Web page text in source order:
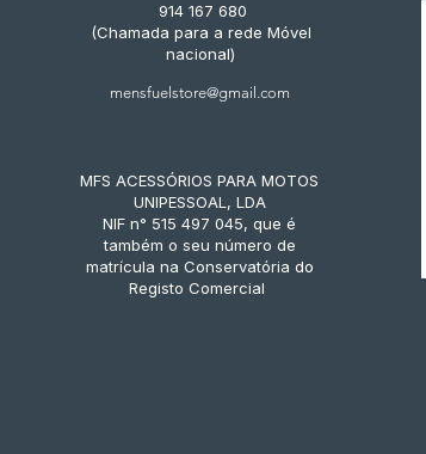
914 167 680
(Chamada para a rede Móvel
nacional)
mensfuelstore@gmail.com
MFS ACESSÓRIOS PARA MOTOS
UNIPESSOAL, LDA
NIF n° 515 497 045, que é
também o seu número de
matrícula na Conservatória do
Registo Comercial